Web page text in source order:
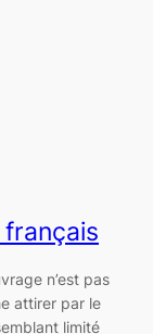
n’est pas
attirer par le
limité